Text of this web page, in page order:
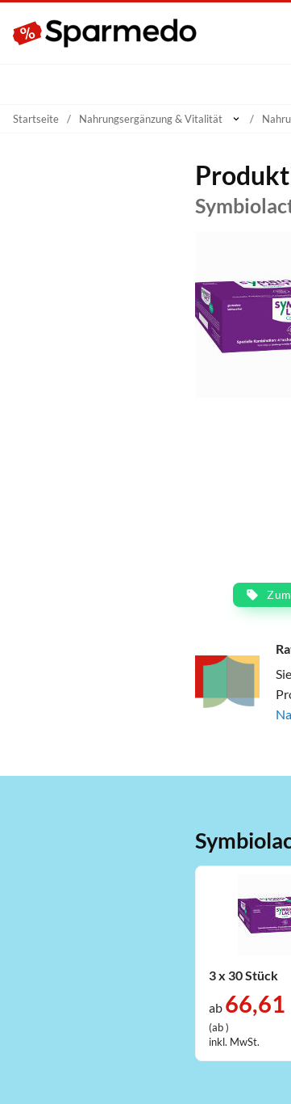
Startseite Nahrungsergänzung & Vitalität
3 x 30 Stück
ab 66,61
(ab )
inkl. MwSt.